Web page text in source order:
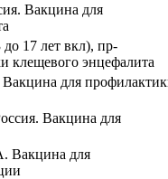
Вакцина для
17 лет вкл), пр-
клещевого энцефалита
для
Вакцина для
Вакцина для